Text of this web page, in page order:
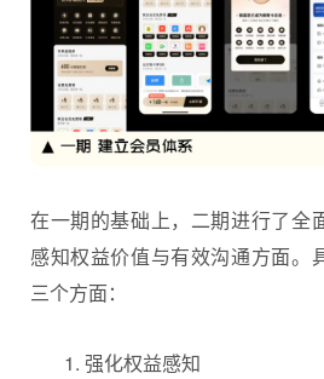
在一期的基础上，二期进行了全
感知权益价值与有效沟通方面。
三个方面：
强化权益感知